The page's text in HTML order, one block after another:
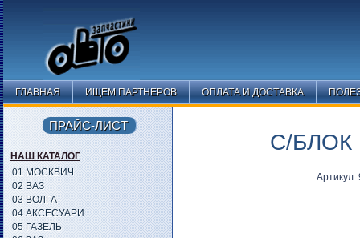
ГЛАВНАЯ ИЩЕМ ПАРТНЕРОВ ОПЛАТА И ДОСТАВКА
С/БЛОК
ПРАЙС-ЛИСТ
НАШ КАТАЛОГ
01 МОСКВИЧ
02 ВАЗ
03 ВОЛГА
04 АКСЕСУАРИ
05 ГАЗЕЛЬ